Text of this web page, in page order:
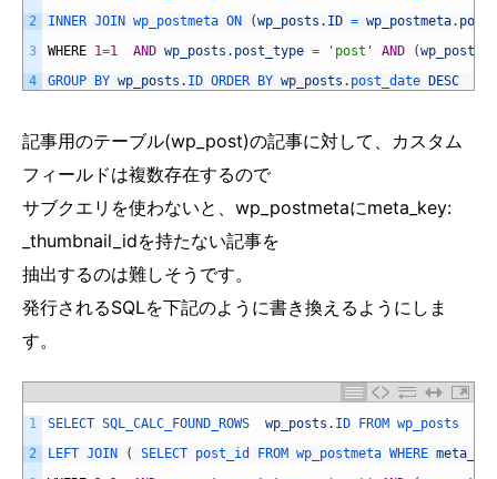
2
3
4
INNER JOIN wp_postmeta ON (wp_posts . ID = wp_postmeta.
WHERE 1=1 AND wp_posts . post_type = 'post' AND (wp_posts
GROUP BY wp_posts . ID ORDER BY wp_posts . post_date DESC
記事用のテーブル(wp_post)の記事に対して、カスタム
フィールドは複数存在するので
サブクエリを使わないと、wp_postmetaにmeta_key:
_thumbnail_idを持たない記事を
抽出するのは難しそうです。
発行されるSQLを下記のように書き換えるようにしま
す。
1
2
SELECT SQL_CALC_FOUND_ROWS wp_posts . ID FROM wp_posts
LEFT JOIN ( SELECT post_id FROM wp_postmeta WHERE meta_key